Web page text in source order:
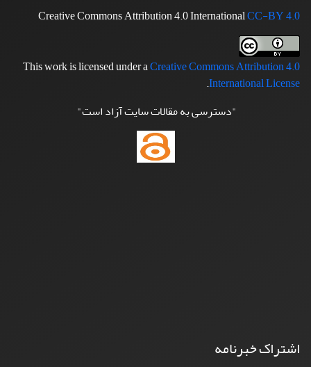
Creative Commons Attribution 4.0 InternationalCC-BY 4.0
This work is licensed under aCreative Commons Attribution 4.0
International License
.
"دسترسی به مقالات سایت آزاد است"
اشتراک خبرنامه